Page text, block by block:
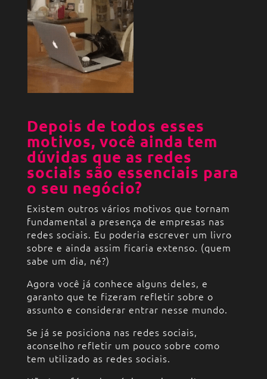
Depois de todos esses
motivos, você ainda tem
dúvidas que as redes
sociais são essenciais para
o seu negócio?
Existem outros vários motivos que tornam
fundamental a presença de empresas nas
redes sociais. Eu poderia escrever um livro
sobre e ainda assim ficaria extenso. (quem
sabe um dia, né?)
Agora você já conhece alguns deles, e
garanto que te fizeram refletir sobre o
assunto e considerar entrar nesse mundo.
Se já se posiciona nas redes sociais,
aconselho refletir um pouco sobre como
tem utilizado as redes sociais.